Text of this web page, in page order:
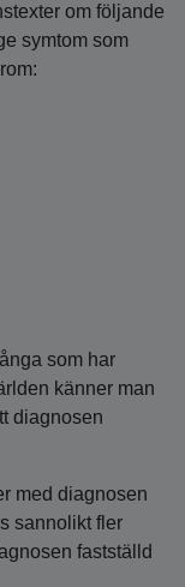
om följande
symtom som
som har
känner man
diagnosen
med diagnosen
sannolikt fler
fastställd